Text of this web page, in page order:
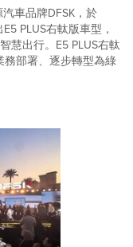
車品牌DFSK，於
PLUS右軚版車型，
慧出行。E5 PLUS右軚
務部署、逐步轉型為綠